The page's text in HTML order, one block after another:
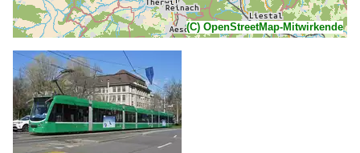
(C) OpenStreetMap-Mitwirkende